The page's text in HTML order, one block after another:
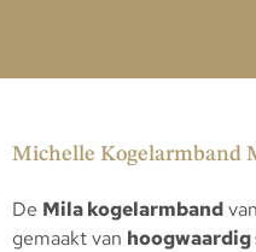
Michelle Kogelarmband
De Mila kogelarmbandvan
gemaakt van hoogwaardig